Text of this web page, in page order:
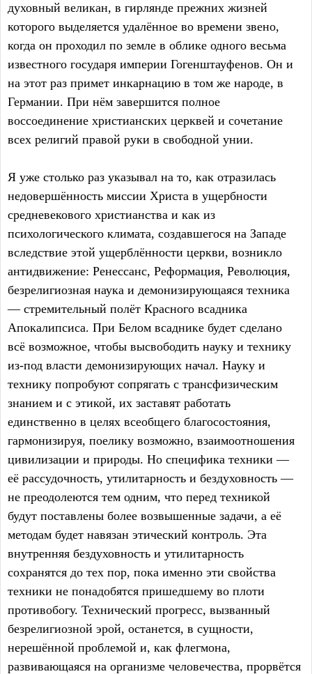
духовный великан, в гирлянде прежних жизней
которого выделяется удалённое во времени звено,
когда он проходил по земле в облике одного весьма
известного государя империи Гогенштауфенов. Он и
на этот раз примет инкарнацию в том же народе, в
Германии. При нём завершится полное
воссоединение христианских церквей и сочетание
всех религий правой руки в свободной унии.
Я уже столько раз указывал на то, как отразилась
недовершённость миссии Христа в ущербности
средневекового христианства и как из
психологического климата, создавшегося на Западе
вследствие этой ущерблённости церкви, возникло
антидвижение: Ренессанс, Реформация, Революция,
безрелигиозная наука и демонизирующаяся техника
— стремительный полёт Красного всадника
Апокалипсиса. При Белом всаднике будет сделано
всё возможное, чтобы высвободить науку и технику
из-под власти демонизирующих начал. Науку и
технику попробуют сопрягать с трансфизическим
знанием и с этикой, их заставят работать
единственно в целях всеобщего благосостояния,
гармонизируя, поелику возможно, взаимоотношения
цивилизации и природы. Но специфика техники —
её рассудочность, утилитарность и бездуховность —
не преодолеются тем одним, что перед техникой
будут поставлены более возвышенные задачи, а её
методам будет навязан этический контроль. Эта
внутренняя бездуховность и утилитарность
сохранятся до тех пор, пока именно эти свойства
техники не понадобятся пришедшему во плоти
противобогу. Технический прогресс, вызванный
безрелигиозной эрой, останется, в сущности,
нерешённой проблемой и, как флегмона,
развивающаяся на организме человечества, прорвётся